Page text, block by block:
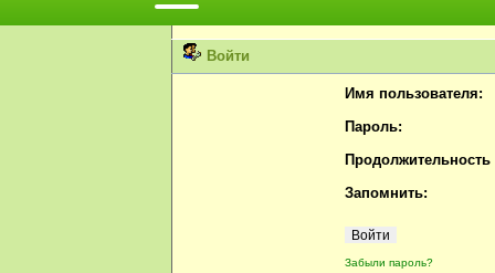
Пожалуйста, войдите или
Войти
Имя пользователя:
Пароль:
Продолжительность
Запомнить:
Забыли пароль?